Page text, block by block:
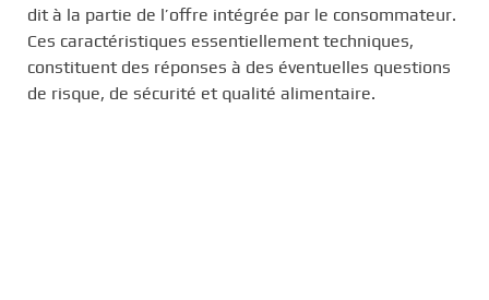
dit à la partie de l’offre intégrée par le consommateur.
Ces caractéristiques essentiellement techniques,
constituent des réponses à des éventuelles questions
de risque, de sécurité et qualité alimentaire.